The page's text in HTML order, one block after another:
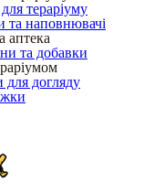
тераріуму
та наповнювачі
аптека
та добавки
для догляду